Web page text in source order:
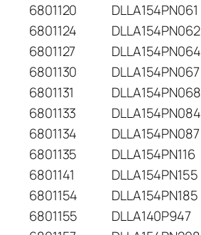
6801120
DLLA154PN061
6801124
DLLA154PN062
6801127
DLLA154PN064
6801130
DLLA154PN067
6801131
DLLA154PN068
6801133
DLLA154PN084
6801134
DLLA154PN087
6801135
DLLA154PN116
6801141
DLLA154PN155
6801154
DLLA154PN185
6801155
DLLA140P947